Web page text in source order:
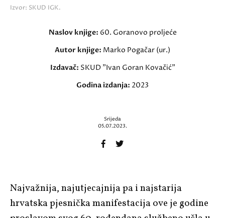
Izvor: SKUD IGK.
Naslov knjige: 60. Goranovo proljeće
Autor knjige: Marko Pogačar (ur.)
Izdavač: SKUD "Ivan Goran Kovačić"
Godina izdanja: 2023
Srijeda
05.07.2023.
Najvažnija, najutjecajnija pa i najstarija
hrvatska pjesnička manifestacija ove je godine